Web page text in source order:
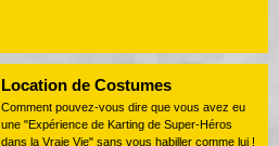
Location de Costumes
Comment pouvez-vous dire que vous avez eu
une "Expérience de Karting de Super-Héros
dans la Vraie Vie" sans vous habiller comme lui !